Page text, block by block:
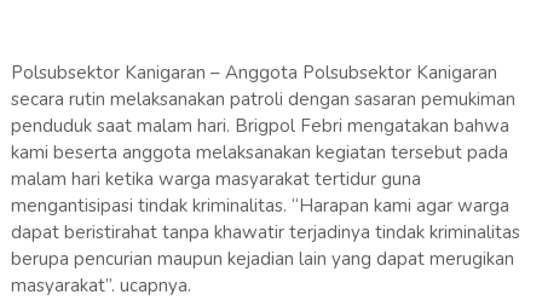
Polsubsektor Kanigaran – Anggota Polsubsektor Kanigaran
secara rutin melaksanakan patroli dengan sasaran pemukiman
penduduk saat malam hari. Brigpol Febri mengatakan bahwa
kami beserta anggota melaksanakan kegiatan tersebut pada
malam hari ketika warga masyarakat tertidur guna
mengantisipasi tindak kriminalitas. “Harapan kami agar warga
dapat beristirahat tanpa khawatir terjadinya tindak kriminalitas
berupa pencurian maupun kejadian lain yang dapat merugikan
masyarakat”. ucapnya.